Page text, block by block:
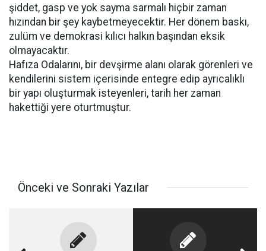
şiddet, gasp ve yok sayma sarmalı hiçbir zaman
hızından bir şey kaybetmeyecektir. Her dönem baskı,
zulüm ve demokrasi kılıcı halkın başından eksik
olmayacaktır.
Hafıza Odalarını, bir devşirme alanı olarak görenleri ve
kendilerini sistem içerisinde entegre edip ayrıcalıklı
bir yapı oluşturmak isteyenleri, tarih her zaman
hakettiği yere oturtmuştur.
Önceki ve Sonraki Yazılar